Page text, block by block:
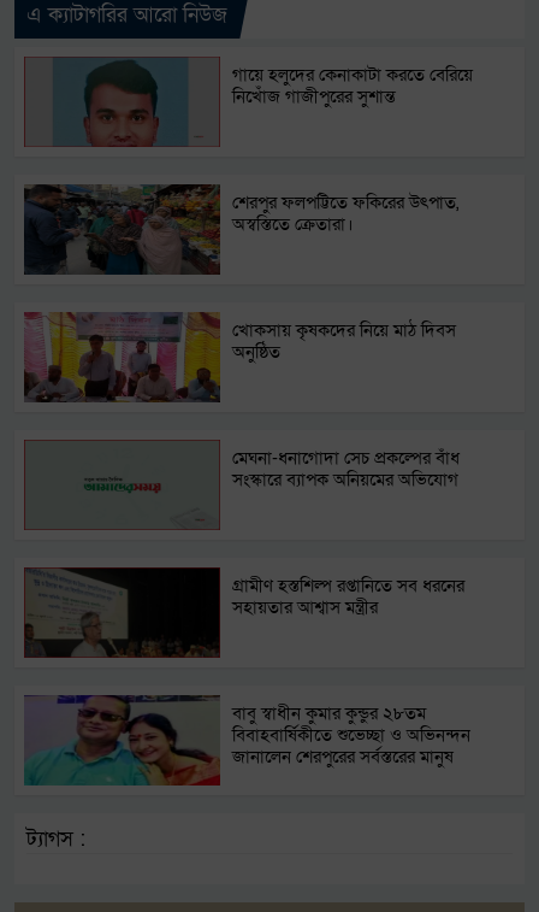
এ ক্যাটাগরির আরো নিউজ
গায়ে হলুদের কেনাকাটা করতে বেরিয়ে
নিখোঁজ গাজীপুরের সুশান্ত
শেরপুর ফলপট্টিতে ফকিরের উৎপাত,
অস্বস্তিতে ক্রেতারা।
খোকসায় কৃষকদের নিয়ে মাঠ দিবস
অনুষ্ঠিত
মেঘনা-ধনাগোদা সেচ প্রকল্পের বাঁধ
সংস্কারে ব্যাপক অনিয়মের অভিযোগ
গ্রামীণ হস্তশিল্প রপ্তানিতে সব ধরনের
সহায়তার আশ্বাস মন্ত্রীর
বাবু স্বাধীন কুমার কুন্ডুর ২৮তম
বিবাহবার্ষিকীতে শুভেচ্ছা ও অভিনন্দন
জানালেন শেরপুরের সর্বস্তরের মানুষ
ট্যাগস :